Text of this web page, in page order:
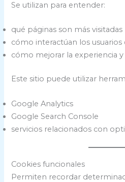
Se utilizan para entender:
qué páginas son más visitadas
cómo interactúan los usuarios
cómo mejorar la experiencia
Este sitio puede utilizar
Google Analytics
Google Search Console
servicios relacionados con
Cookies funcionales
Permiten recordar